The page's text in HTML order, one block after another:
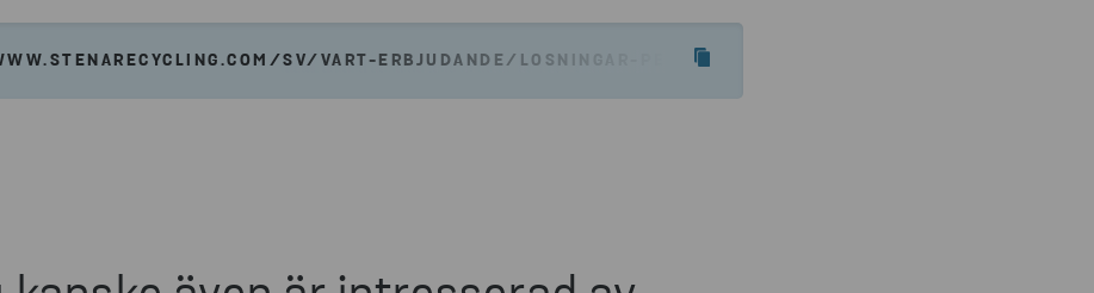
SV/VART-ERBJUDANDE/LOSNINGAR-PER-MATERIALSLAG/FARLIGT-AVFALL/